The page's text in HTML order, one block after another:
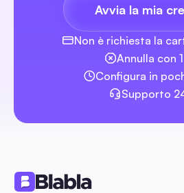
Video di Software di
del 2026 per i Creatori
Un confronto pratico e basato
che funzionano davvero per
— senza filigrane, esportazioni
funzionalità AI e modelli pronti
lavoro plug-and-play e modelli
Avvia la mia
Non è richiesta la
Annulla con
Configura in
Supporto